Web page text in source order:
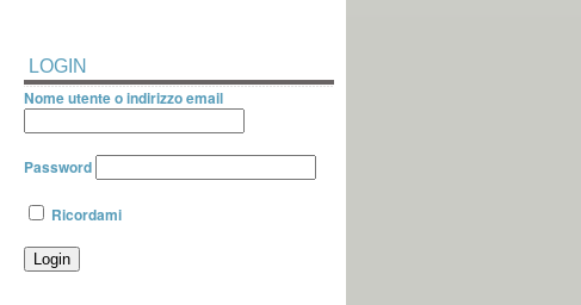
LOGIN
Nome utente o indirizzo email
Password
Ricordami